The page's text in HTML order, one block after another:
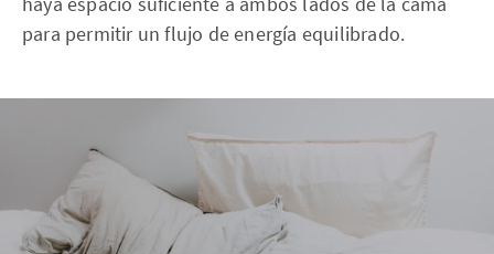
para permitir un flujo de energía equilibrado.